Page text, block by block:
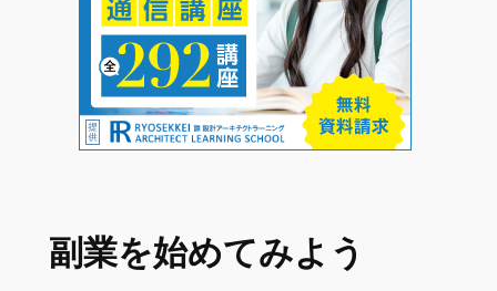
副業を始めてみよう